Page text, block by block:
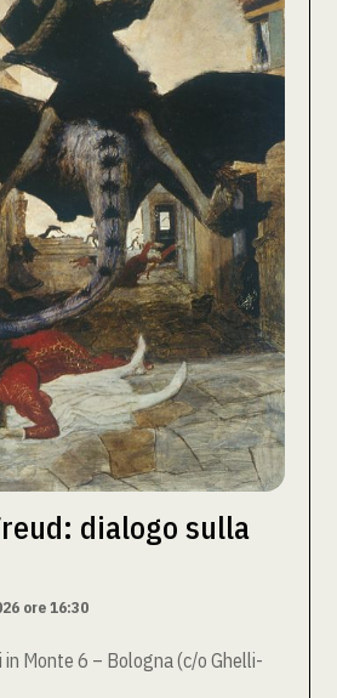
dialogo sulla
ore 16:30
in Monte 6 – Bologna (c/o Ghelli-